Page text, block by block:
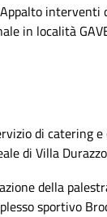
interventi
in località
di catering
di Villa
della
sportivo